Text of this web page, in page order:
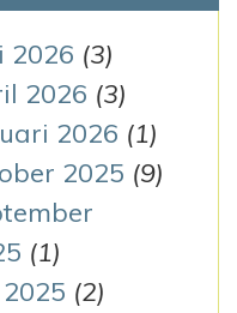
2026 (3)
2026 (3)
2026 (1)
2025 (9)
(1)
(2)